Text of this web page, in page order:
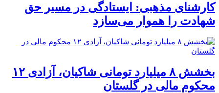
کارشنای مذهبی: ایستادگی در مسیر حق
شهادت را هموار می‌سازد
بخشش ۸ میلیارد تومانی شاکیان، آزادی ۱۲
محکوم مالی در گلستان